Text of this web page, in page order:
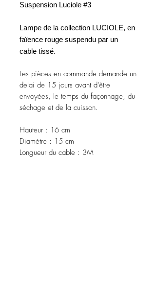
Suspension Luciole #3
Lampe de la collection LUCIOLE, en
faïence rouge suspendu par un
cable tissé.
Les pièces en commande demande un
delai de 15 jours avant d'être
envoyées, le temps du façonnage, du
séchage et de la cuisson.
Hauteur : 16 cm
Diamètre : 15 cm
Longueur du cable : 3M